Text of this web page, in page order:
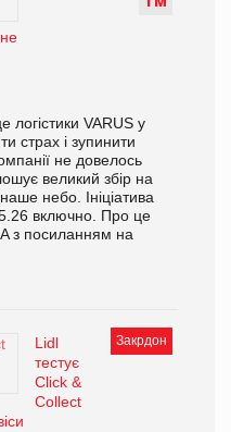
логістики VARUS у
страх і зупинити
не довелось
великий збір на
небо. Ініціатива
включно. Про це
з посиланням на
Закрдон
Lidl
тестує
Click &
Collect